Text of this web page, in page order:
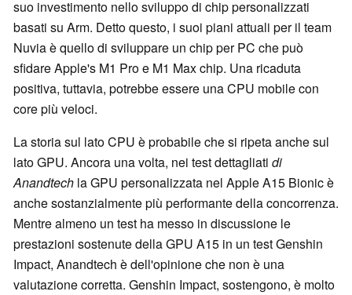
suo investimento nello sviluppo di chip personalizzati
basati su Arm. Detto questo, i suoi piani attuali per il team
Nuvia è quello di sviluppare un chip per PC che può
sfidare Apple's M1 Pro e M1 Max chip. Una ricaduta
positiva, tuttavia, potrebbe essere una CPU mobile con
core più veloci.
La storia sul lato CPU è probabile che si ripeta anche sul
lato GPU. Ancora una volta, nei test dettagliati di
Anandtech la GPU personalizzata nel Apple A15 Bionic è
anche sostanzialmente più performante della concorrenza.
Mentre almeno un test ha messo in discussione le
prestazioni sostenute della GPU A15 in un test Genshin
Impact, Anandtech è dell'opinione che non è una
valutazione corretta. Genshin Impact, sostengono, è molto